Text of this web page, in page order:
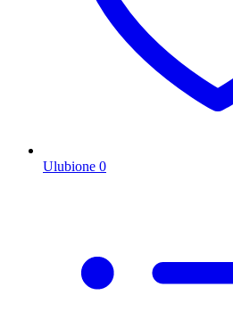
Ulubione 0